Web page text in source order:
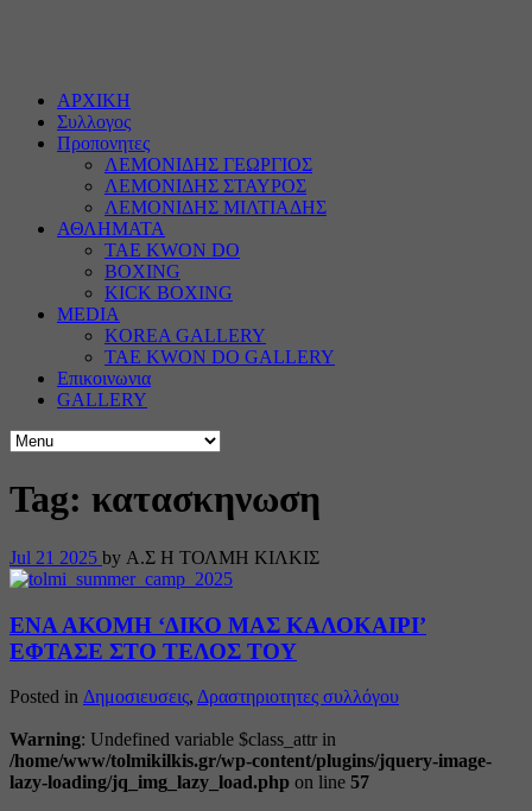
ΑΡΧΙΚΗ
Συλλογος
Προπονητες
ΛΕΜΟΝΙΔΗΣ ΓΕΩΡΓΙΟΣ
ΛΕΜΟΝΙΔΗΣ ΣΤΑΥΡΟΣ
ΛΕΜΟΝΙΔΗΣ ΜΙΛΤΙΑΔΗΣ
ΑΘΛΗΜΑΤΑ
TAE KWON DO
BOXING
KICK BOXING
MEDIA
KOREA GALLERY
TAE KWON DO GALLERY
Επικοινωνια
GALLERY
Tag: κατασκηνωση
Jul 21 2025 by Α.Σ Η ΤΟΛΜΗ ΚΙΛΚΙΣ
ΕΝΑ ΑΚΟΜΗ ‘ΔΙΚΟ ΜΑΣ ΚΑΛΟΚΑΙΡΙ’
ΕΦΤΑΣΕ ΣΤΟ ΤΕΛΟΣ ΤΟΥ
Posted in Δημοσιευσεις, Δραστηριοτητες συλλόγου
Warning: Undefined variable $class_attr in
/home/www/tolmikilkis.gr/wp-content/plugins/jquery-image-
lazy-loading/jq_img_lazy_load.php on line 57